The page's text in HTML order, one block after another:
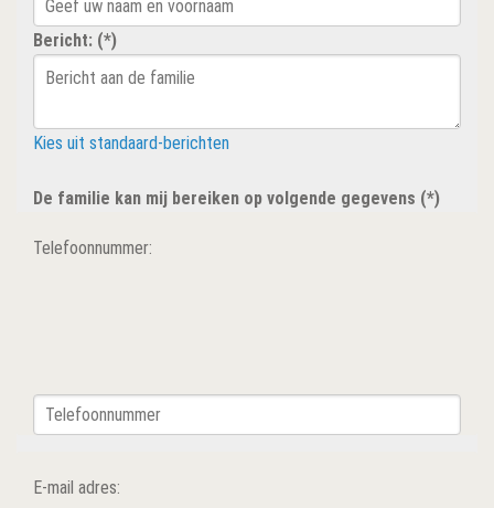
Bericht: (*)
Kies uit standaard-berichten
De familie kan mij bereiken op volgende gegevens (*)
Telefoonnummer:
E-mail adres: